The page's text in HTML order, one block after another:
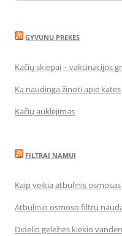
GYVUNU PREKES
Kačių skiepai – vakcinacijos
Ką naudinga žinoti apie kates
Kačių auklėjimas
FILTRAI NAMUI
Kaip veikia atbulinis osmosas
Atbulinio osmoso filtrų
Didelio geležies kiekio